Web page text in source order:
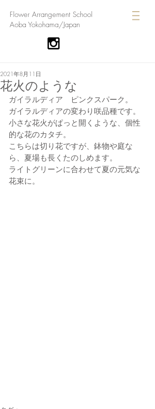
​Flower Arrangement School
Aoba Yokohama/Japan
花火のような
2021年8月11日
ガイラルディア　ピンクスパーク。
ガイラルディアの変わり咲品種です。
小さな花火がぱっと開くような、個性
的な花のカタチ。
こちらは切り花ですが、鉢物や庭な
ら、夏場も長くたのしめます。
ライトグリーンに合わせて夏の元気な
花束に。